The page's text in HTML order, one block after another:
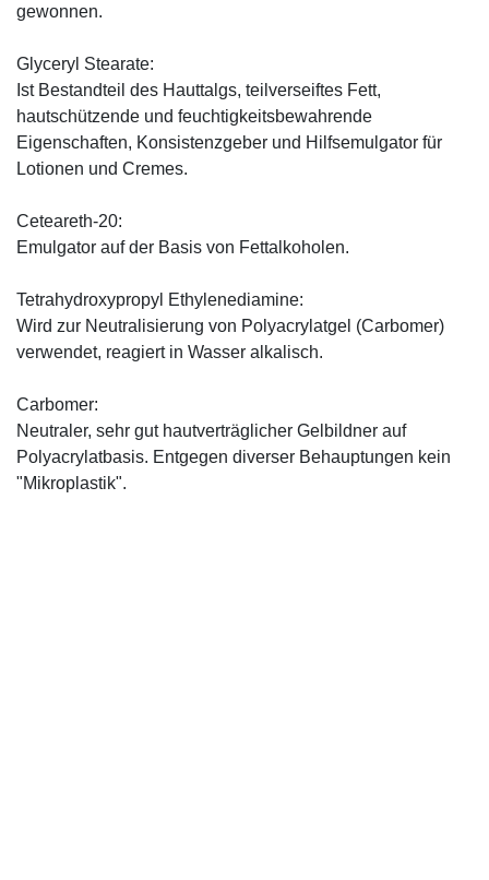
gewonnen.
Glyceryl Stearate:
Ist Bestandteil des Hauttalgs, teilverseiftes Fett,
hautschützende und feuchtigkeitsbewahrende
Eigenschaften, Konsistenzgeber und Hilfsemulgator für
Lotionen und Cremes.
Ceteareth-20:
Emulgator auf der Basis von Fettalkoholen.
Tetrahydroxypropyl Ethylenediamine:
Wird zur Neutralisierung von Polyacrylatgel (Carbomer)
verwendet, reagiert in Wasser alkalisch.
Carbomer:
Neutraler, sehr gut hautverträglicher Gelbildner auf
Polyacrylatbasis. Entgegen diverser Behauptungen kein
"Mikroplastik".